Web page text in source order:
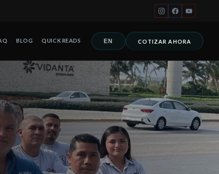
BLOG QUICK READS EN COTIZAR AHORA
desde 2008. La empresa es el único miembro de la